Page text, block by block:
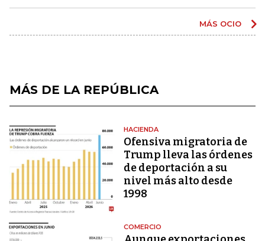
MÁS OCIO
MÁS DE LA REPÚBLICA
HACIENDA
Ofensiva migratoria de
Trump lleva las órdenes
de deportación a su
nivel más alto desde
1998
COMERCIO